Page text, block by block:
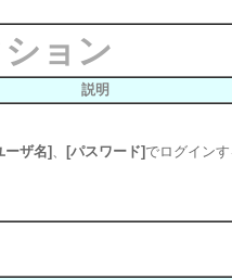
ョン
説明
ーザ名] 、 [パスワード] でログイン